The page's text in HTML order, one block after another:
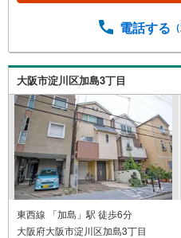
にも対応できる売却専
4.物件のお引渡し後に
社のリフォームプラン
繋ぎ、有事の際に迅速
同士が連携をとっている
す。お気軽にお問合せく
電話する
大阪市淀川区加島3丁目
東西線 「加島」駅 徒歩6分
大阪府大阪市淀川区加島3丁目